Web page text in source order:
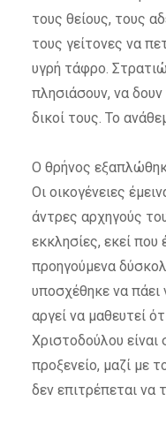
τους θείους, τους
τους γείτονες να
υγρή τάφρο.
πλησιάσουν, να
δικοί τους. Το
Ο θρήνος
Οι οικογένειες
άντρες αρχηγούς
εκκλησίες, εκεί
προηγούμενα
υποσχέθηκε να πάει
αργεί να μαθευτεί
Χριστοδούλου
προξενείο, μαζί με
δεν επιτρέπεται να